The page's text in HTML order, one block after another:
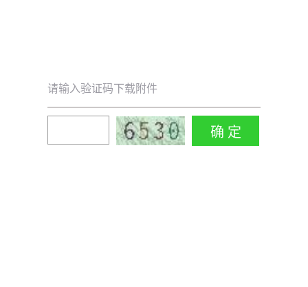
请输入验证码下载附件